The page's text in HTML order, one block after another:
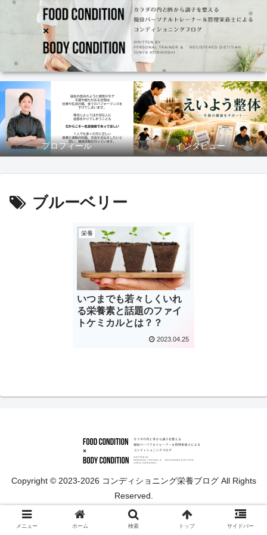
プロフィール インタビュー
ブルーベリー
栄養
いつまでも若々しくいれ
る栄養素と話題のファイ
トケミカルとは？？
2023.04.25
Copyright © 2023-2026 コンディショニング栄養ブログ All Rights
Reserved.
メニュー ホーム 検索 トップ サイドバー